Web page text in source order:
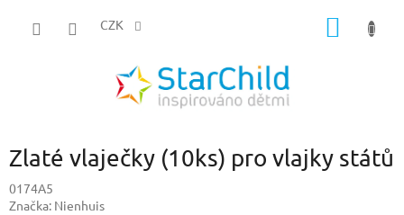
CZK
Zlaté vlaječky (10ks) pro vlajky států
0174A5
Značka: Nienhuis